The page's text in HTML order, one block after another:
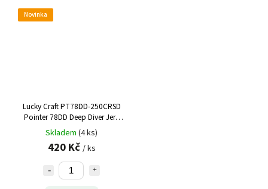
Novinka
Lucky Craft PT78DD-250CRSD
Pointer 78DD Deep Diver Jerk
Bait, 3", 3/8
Skladem (4 ks)
420 Kč / ks